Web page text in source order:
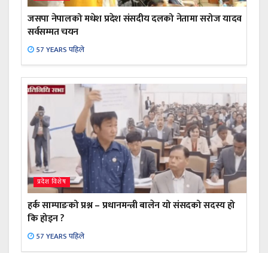
जसपा नेपालको मधेश प्रदेश संसदीय दलको नेतामा सरोज यादव
सर्वसम्मत चयन
57 YEARS पहिले
प्रदेश विशेष
हर्क साम्पाङको प्रश्न – प्रधानमन्त्री बालेन यो संसदको सदस्य हो
कि होइन ?
57 YEARS पहिले